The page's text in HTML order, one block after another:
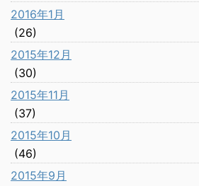
2016年1月
(26)
2015年12月
(30)
2015年11月
(37)
2015年10月
(46)
2015年9月